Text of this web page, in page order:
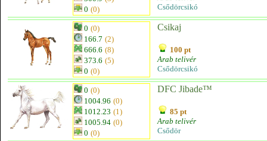
0 (0)
Csődörcsikó
0 (0)
166.7 (2)
666.6 (8)
373.6 (5)
0 (0)
Csikaj
100 pt
Arab telivér
Csődörcsikó
0 (0)
1004.96 (0)
1012.23 (1)
1005.94 (0)
0 (0)
DFC Jibade™
85 pt
Arab telivér
Csődör